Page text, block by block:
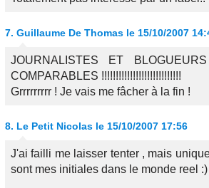
7. Guillaume De Thomas le 15/10/2007
JOURNALISTES ET
COMPARABLES !!!!!!!!!!!!!!!!!!!!!!!!!!!!
Grrrrrrrrr ! Je vais me fâcher à la fin !
8. Le Petit Nicolas le 15/10/2007 17:56
J'ai failli me laisser tenter , mais
sont mes initiales dans le monde reel :)